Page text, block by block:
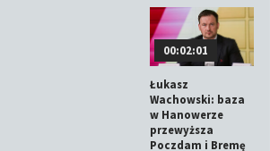
00:02:01
Łukasz
Wachowski: baza
w Hanowerze
przewyższa
Poczdam i Bremę